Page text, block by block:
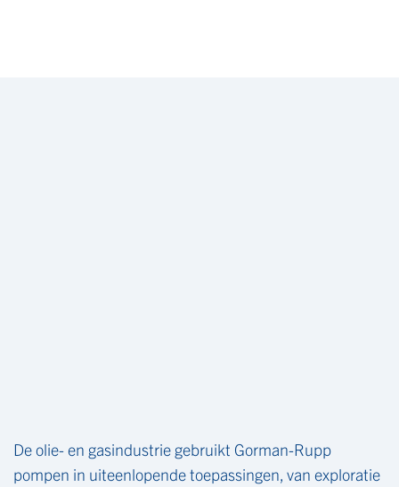
De olie- en gasindustrie gebruikt Gorman-Rupp
pompen in uiteenlopende toepassingen, van exploratie